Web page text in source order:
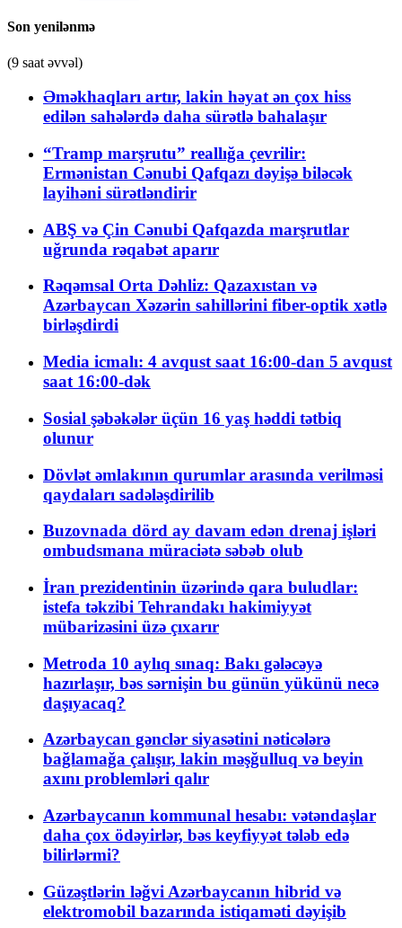
Son yenilənmə
(9 saat əvvəl)
Əməkhaqları artır, lakin həyat ən çox hiss
edilən sahələrdə daha sürətlə bahalaşır
“Tramp marşrutu” reallığa çevrilir:
Ermənistan Cənubi Qafqazı dəyişə biləcək
layihəni sürətləndirir
ABŞ və Çin Cənubi Qafqazda marşrutlar
uğrunda rəqabət aparır
Rəqəmsal Orta Dəhliz: Qazaxıstan və
Azərbaycan Xəzərin sahillərini fiber-optik xətlə
birləşdirdi
Media icmalı: 4 avqust saat 16:00-dan 5 avqust
saat 16:00-dək
Sosial şəbəkələr üçün 16 yaş həddi tətbiq
olunur
Dövlət əmlakının qurumlar arasında verilməsi
qaydaları sadələşdirilib
Buzovnada dörd ay davam edən drenaj işləri
ombudsmana müraciətə səbəb olub
İran prezidentinin üzərində qara buludlar:
istefa təkzibi Tehrandakı hakimiyyət
mübarizəsini üzə çıxarır
Metroda 10 aylıq sınaq: Bakı gələcəyə
hazırlaşır, bəs sərnişin bu günün yükünü necə
daşıyacaq?
Azərbaycan gənclər siyasətini nəticələrə
bağlamağa çalışır, lakin məşğulluq və beyin
axını problemləri qalır
Azərbaycanın kommunal hesabı: vətəndaşlar
daha çox ödəyirlər, bəs keyfiyyət tələb edə
bilirlərmi?
Güzəştlərin ləğvi Azərbaycanın hibrid və
elektromobil bazarında istiqaməti dəyişib